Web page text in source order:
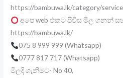
https://bambuwa.lk/category/
අපෙ web එකට පිවිස මිල ගනන්
https://bambuwa.lk/
075 8 999 999 (Whatsapp)
0777 817 717 (Whatsapp)
මිලදි ගැනිමට- No 40,